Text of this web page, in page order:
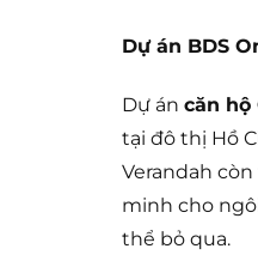
Dự án BDS
Dự án căn hộ
tại đô thị Hồ
Verandah
minh cho
thể bỏ qua.